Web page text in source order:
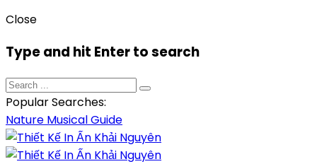
Close
Type and hit Enter to search
Popular Searches:
Nature MusicalGuide